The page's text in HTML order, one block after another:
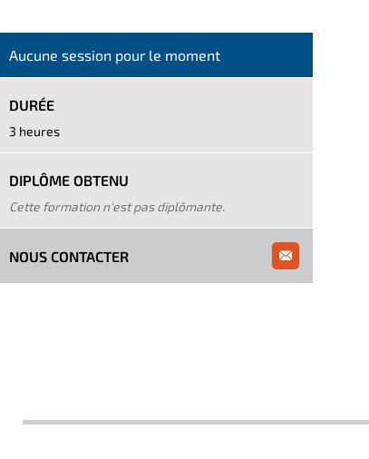
Aucune session pour le moment
DURÉE
3 heures
DIPLÔME OBTENU
Cette formation n'est pas diplômante.
NOUS CONTACTER